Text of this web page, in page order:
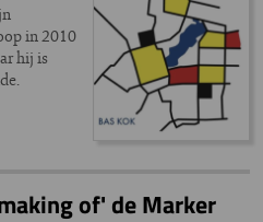
in 2010
hij is
of' de Marker